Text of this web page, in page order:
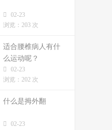
02-23
浏览：203 次
适合腰椎病人有什
么运动呢？
02-23
浏览：202 次
什么是拇外翻
02-23